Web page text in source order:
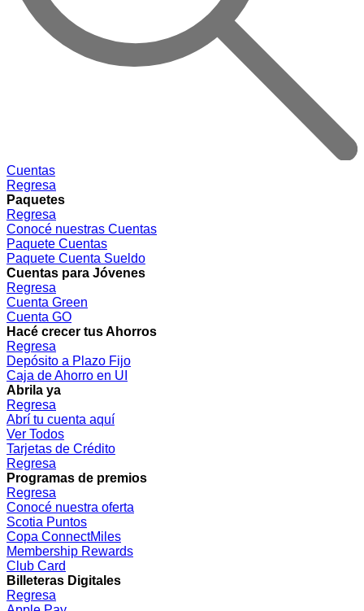
Cuentas
Regresa
Paquetes
Regresa
Conocé nuestras Cuentas
Paquete Cuentas
Paquete Cuenta Sueldo
Cuentas para Jóvenes
Regresa
Cuenta Green
Cuenta GO
Hacé crecer tus Ahorros
Regresa
Depósito a Plazo Fijo
Caja de Ahorro en UI
Abrila ya
Regresa
Abrí tu cuenta aquí
Ver Todos
Tarjetas de Crédito
Regresa
Programas de premios
Regresa
Conocé nuestra oferta
Scotia Puntos
Copa ConnectMiles
Membership Rewards
Club Card
Billeteras Digitales
Regresa